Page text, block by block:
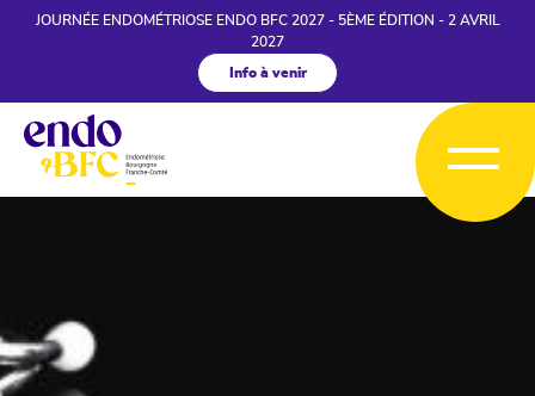
JOURNÉE ENDOMÉTRIOSE ENDO BFC 2027 - 5ÈME ÉDITION - 2 AVRIL
2027
Info à venir